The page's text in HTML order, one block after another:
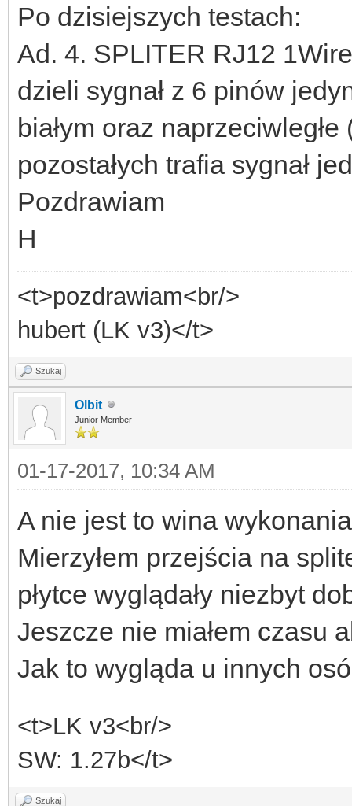
Po dzisiejszych testach:
Ad. 4. SPLITER RJ12
dzieli sygnał z 6 pinów
białym oraz
pozostałych trafia sygnał
Pozdrawiam
H
<t>pozdrawiam<br/>
hubert (LK v3)</t>
Szukaj
Olbit
Junior Member
01-17-2017, 10:34 AM
A nie jest to wina
Mierzyłem przejścia na
płytce wyglądały niezbyt
Jeszcze nie miałem czasu
Jak to wygląda u innych
<t>LK v3<br/>
SW: 1.27b</t>
Szukaj